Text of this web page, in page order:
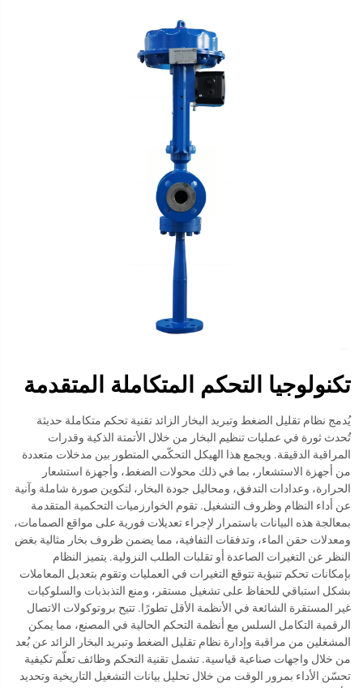
تكنولوجيا التحكم المتكاملة المتقدمة
يُدمج نظام تقليل الضغط وتبريد البخار الزائد تقنية تحكم متكاملة حديثة
تُحدث ثورة في عمليات تنظيم البخار من خلال الأتمتة الذكية وقدرات
المراقبة الدقيقة. ويجمع هذا الهيكل التحكّمي المتطور بين مدخلات متعددة
من أجهزة الاستشعار، بما في ذلك محولات الضغط، وأجهزة استشعار
الحرارة، وعدادات التدفق، ومحاليل جودة البخار، لتكوين صورة شاملة وآنية
عن أداء النظام وظروف التشغيل. تقوم الخوارزميات التحكمية المتقدمة
بمعالجة هذه البيانات باستمرار لإجراء تعديلات فورية على مواقع الصمامات،
ومعدلات حقن الماء، وتدفقات التفافية، مما يضمن ظروف بخار مثالية بغض
النظر عن التغيرات الصاعدة أو تقلبات الطلب النزولية. يتميز النظام
بإمكانات تحكم تنبؤية تتوقع التغيرات في العمليات وتقوم بتعديل المعاملات
بشكل استباقي للحفاظ على تشغيل مستقر، ومنع التذبذبات والسلوكيات
غير المستقرة الشائعة في الأنظمة الأقل تطورًا. تتيح بروتوكولات الاتصال
الرقمية التكامل السلس مع أنظمة التحكم الحالية في المصنع، مما يمكن
المشغلين من مراقبة وإدارة نظام تقليل الضغط وتبريد البخار الزائد عن بُعد
من خلال واجهات صناعية قياسية. تشمل تقنية التحكم وظائف تعلّم تكيفية
تحسّن الأداء بمرور الوقت من خلال تحليل بيانات التشغيل التاريخية وتحديد